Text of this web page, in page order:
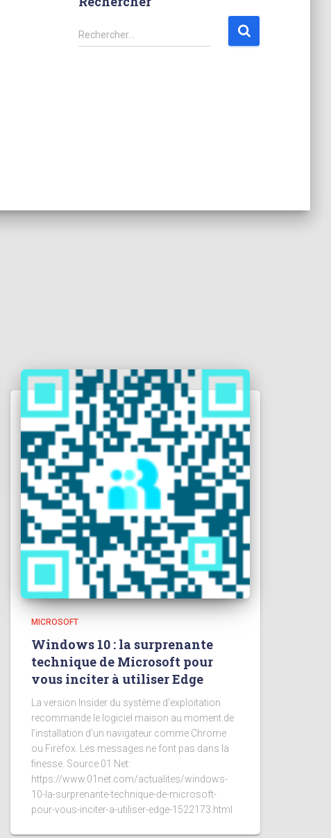
R
e
Rechercher…
MICROSOFT
Windows 10 : la surprenante
technique de Microsoft pour
vous inciter à utiliser Edge
La version Insider du système d’exploitation
recommande le logiciel maison au moment de
l’installation d’un navigateur comme Chrome
ou Firefox. Les messages ne font pas dans la
finesse. Source 01 Net:
https://www.01net.com/actualites/windows-
10-la-surprenante-technique-de-microsoft-
pour-vous-inciter-a-utiliser-edge-1522173.html